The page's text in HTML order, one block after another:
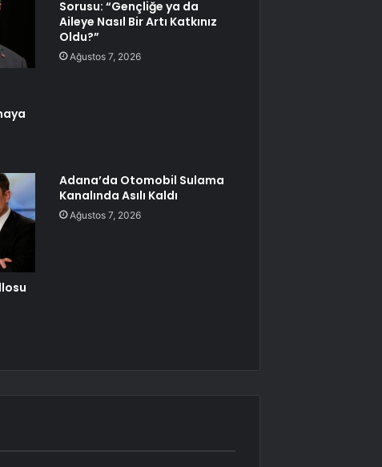
Sorusu: “Gençliğe ya da
Aileye Nasıl Bir Artı Katkınız
Oldu?”
Ağustos 7, 2026
Adana’da Otomobil Sulama
Kanalında Asılı Kaldı
Ağustos 7, 2026